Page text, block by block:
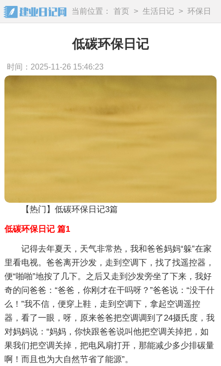
当前位置： 首页 > 生活日记 > 环保日
记
低碳环保日记
时间：2025-11-26 15:46:23
【热门】低碳环保日记3篇
低碳环保日记 篇1
记得去年夏天，天气非常热，我和爸爸妈妈“躲”在家
里看电视。爸爸离开沙发，走到空调下，找了找遥控器，
便“啪啪”地按了几下。之后又走到沙发旁坐了下来，我好
奇的问爸爸：“爸爸，你刚才在干吗呀？”爸爸说：“没干什
么！”我不信，便穿上鞋，走到空调下，拿起空调遥控
器，看了一眼，呀，原来爸爸把空调调到了24摄氏度，我
对妈妈说：“妈妈，你快跟爸爸说叫他把空调关掉把，如
果我们把空调关掉，把电风扇打开，那能减少多少排碳量
啊！而且也为大自然节省了能源”。